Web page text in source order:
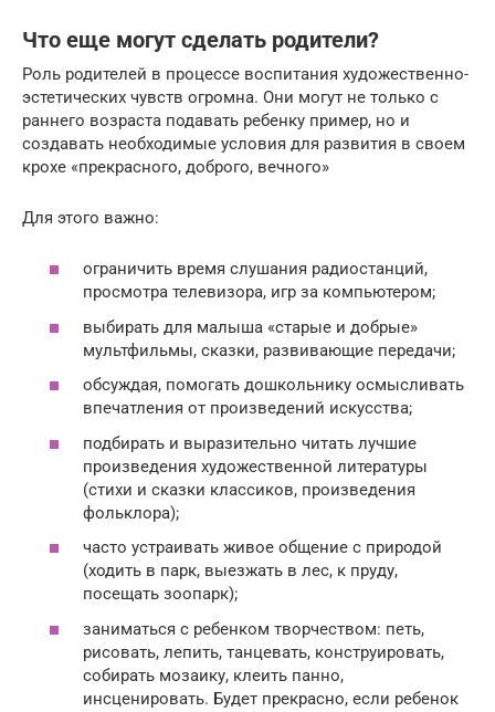
Что еще могут сделать родители?
Роль родителей в процессе воспитания художественно-
эстетических чувств огромна. Они могут не только с
раннего возраста подавать ребенку пример, но и
создавать необходимые условия для развития в своем
крохе «прекрасного, доброго, вечного»
Для этого важно:
ограничить время слушания радиостанций,
просмотра телевизора, игр за компьютером;
выбирать для малыша «старые и добрые»
мультфильмы, сказки, развивающие передачи;
обсуждая, помогать дошкольнику осмысливать
впечатления от произведений искусства;
подбирать и выразительно читать лучшие
произведения художественной литературы
(стихи и сказки классиков, произведения
фольклора);
часто устраивать живое общение с природой
(ходить в парк, выезжать в лес, к пруду,
посещать зоопарк);
заниматься с ребенком творчеством: петь,
рисовать, лепить, танцевать, конструировать,
собирать мозаику, клеить панно,
инсценировать. Будет прекрасно, если ребенок